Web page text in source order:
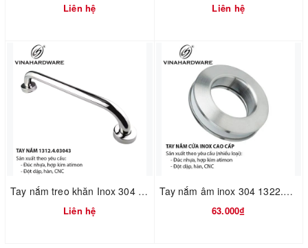
Liên hệ Liên hệ
Tay nắm treo khăn Inox 304 φ25 × 250 mm (Tâm lỗ 200 mm) – Mã 1312.4.03043
Liên hệ
Tay nắm âm inox 304 1322.1.00503
63.000₫